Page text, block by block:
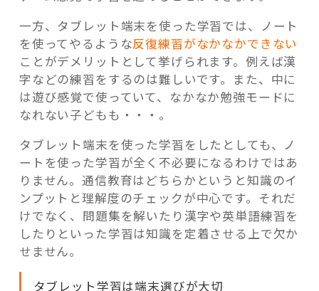
一方、タブレット端末を使った学習では、ノート
を使ってやるような反復練習がなかなかできない
ことがデメリットとして挙げられます。例えば漢
字などの練習をするのは難しいです。また、中に
は遊び感覚で使っていて、なかなか勉強モードに
なれない子どもも・・・。
タブレット端末を使った学習をしたとしても、ノ
ートを使った学習が全く不必要になるわけではあ
りません。通信教育はどちらかというと知識のイ
ンプットと理解度のチェックが中心です。それだ
けでなく、問題集を解いたり漢字や英単語練習を
したりといった学習は知識を定着させる上で欠か
せません。
タブレット学習は端末選びが大切